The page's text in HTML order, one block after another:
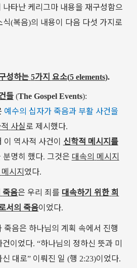
나타난 케리그마 내용을 재구성함으
식(복음)의 내용이 다음 다섯 가지로
성하는 5가지 요소(5 elements).
들 (The Gospel Events):
예수의 십자가 죽음과 부활 사건을
사실로 제시했다.
이 역사적 사건이 신학적 메시지를
분명히 했다. 그것은 대속의 메시지
메시지였다.
죽음은 우리 죄를 대속하기 위한희
서의 죽음이었다.
죽음은 하나님의 계획 속에서 진행
건이었다. “하나님의 정하신 뜻과 미
신 대로” 이뤄진 일 (행 2:23)이었다.